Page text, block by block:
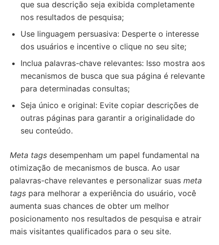
que sua descrição seja exibida completamente
nos resultados de pesquisa;
Use linguagem persuasiva: Desperte o interesse
dos usuários e incentive o clique no seu site;
Inclua palavras-chave relevantes: Isso mostra aos
mecanismos de busca que sua página é relevante
para determinadas consultas;
Seja único e original: Evite copiar descrições de
outras páginas para garantir a originalidade do
seu conteúdo.
Meta tags desempenham um papel fundamental na
otimização de mecanismos de busca. Ao usar
palavras-chave relevantes e personalizar suas meta
tags para melhorar a experiência do usuário, você
aumenta suas chances de obter um melhor
posicionamento nos resultados de pesquisa e atrair
mais visitantes qualificados para o seu site.